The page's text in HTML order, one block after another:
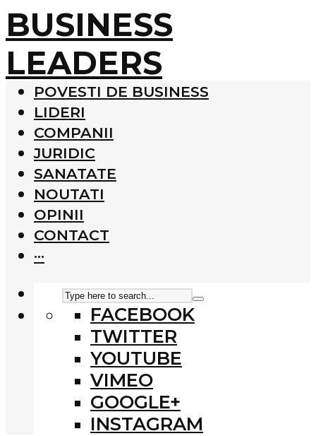
BUSINESS
LEADERS
POVESTI DE BUSINESS
LIDERI
COMPANII
JURIDIC
SANATATE
NOUTATI
OPINII
CONTACT
···
FACEBOOK
TWITTER
YOUTUBE
VIMEO
GOOGLE+
INSTAGRAM